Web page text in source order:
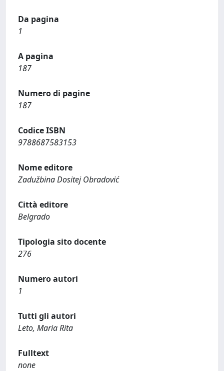
Da pagina
1
A pagina
187
Numero di pagine
187
Codice ISBN
9788687583153
Nome editore
Zadužbina Dositej Obradović
Città editore
Belgrado
Tipologia sito docente
276
Numero autori
1
Tutti gli autori
Leto, Maria Rita
Fulltext
none